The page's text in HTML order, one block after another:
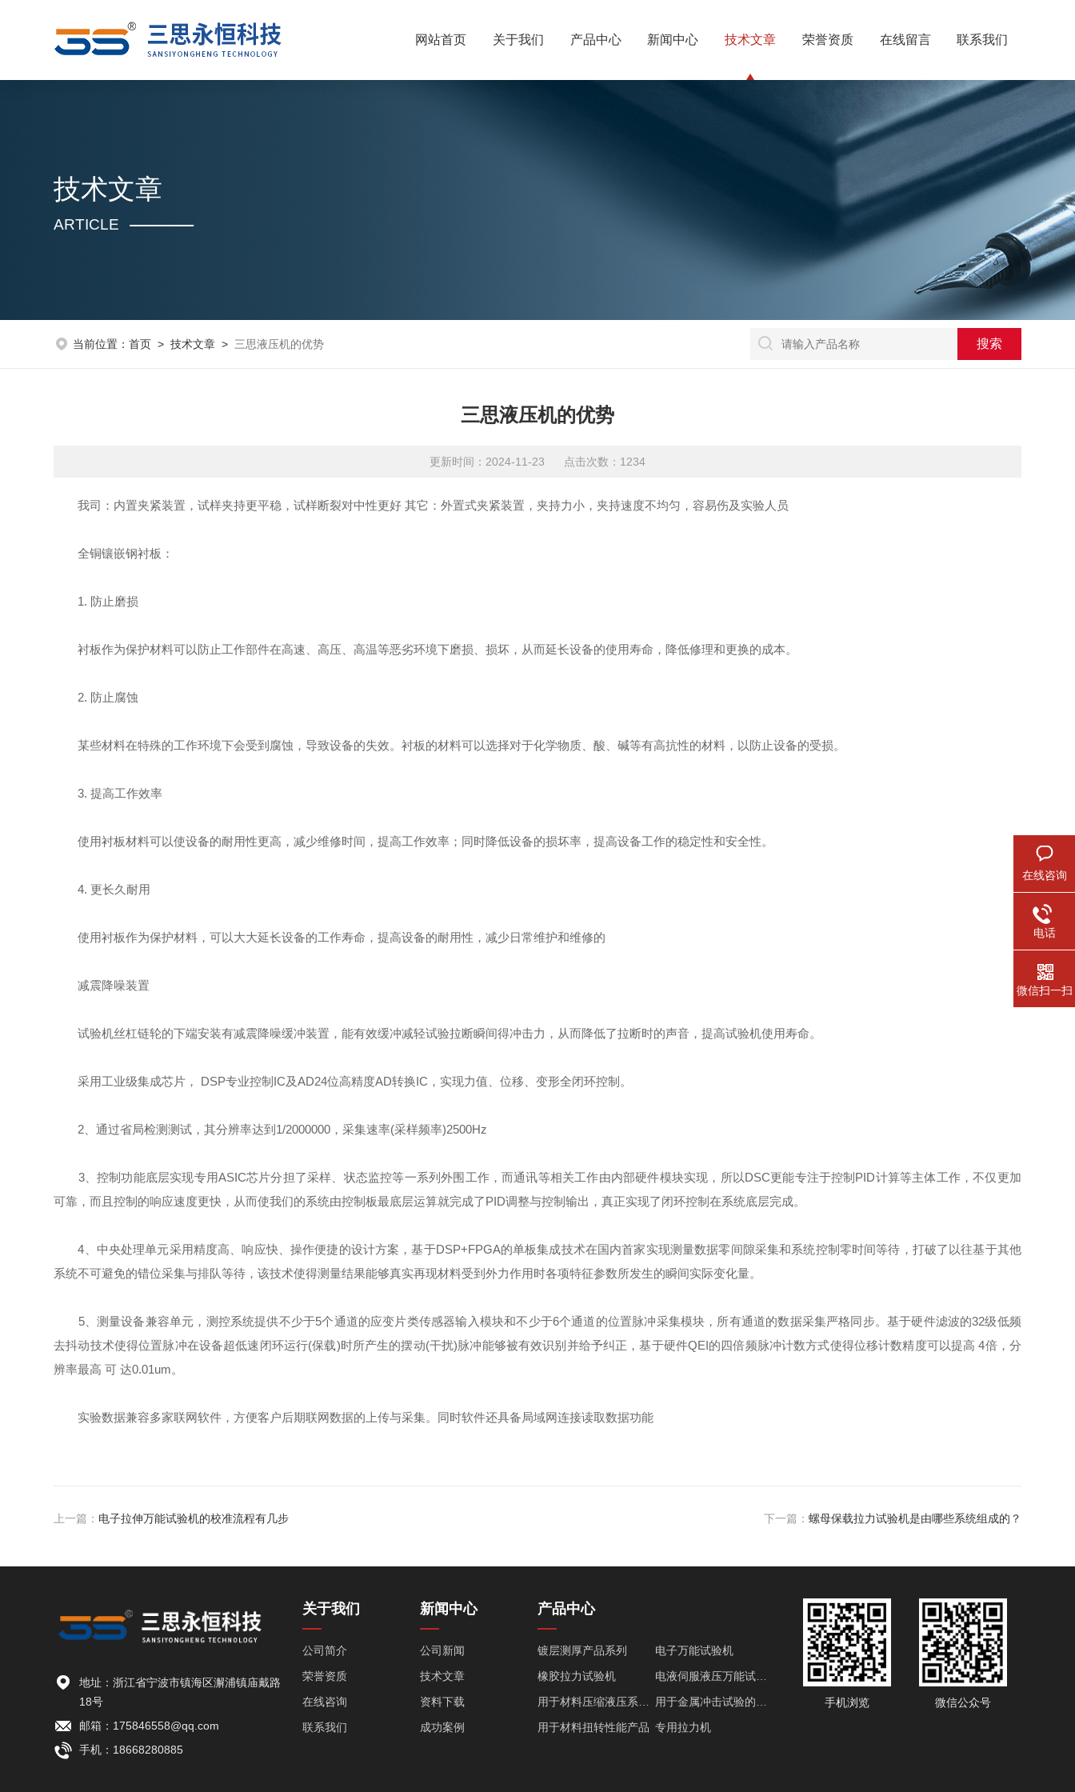
网站首页 关于我们 产品中心 新闻中心 技术文章 荣誉资质 在线留言 联系我们
技术文章
ARTICLE
当前位置：首页 >技术文章 > 三思液压机的优势
三思液压机的优势
更新时间：2024-11-23 点击次数：1234
我司：内置夹紧装置，试样夹持更平稳，试样断裂对中性更好 其它：外置式夹紧装置，夹持力小，夹持速度不均匀，容易伤及实验人员
全铜镶嵌钢衬板：
1. 防止磨损
衬板作为保护材料可以防止工作部件在高速、高压、高温等恶劣环境下磨损、损坏，从而延长设备的使用寿命，降低修理和更换的成本。
2. 防止腐蚀
某些材料在特殊的工作环境下会受到腐蚀，导致设备的失效。衬板的材料可以选择对于化学物质、酸、碱等有高抗性的材料，以防止设备的受损。
3. 提高工作效率
使用衬板材料可以使设备的耐用性更高，减少维修时间，提高工作效率；同时降低设备的损坏率，提高设备工作的稳定性和安全性。
4. 更长久耐用
使用衬板作为保护材料，可以大大延长设备的工作寿命，提高设备的耐用性，减少日常维护和维修的
减震降噪装置
试验机丝杠链轮的下端安装有减震降噪缓冲装置，能有效缓冲减轻试验拉断瞬间得冲击力，从而降低了拉断时的声音，提高试验机使用寿命。
采⽤⼯业级集成芯⽚， DSP专业控制IC及AD24位⾼精度AD转换IC，实现⼒值、位移、变形全闭环控制。
2、通过省局检测测试，其分辨率达到1/2000000，采集速率(采样频率)2500Hz
3、控制功能底层实现专用ASIC芯片分担了采样、状态监控等一系列外围工作，而通讯等相关工作由内部硬件模块实现，所以DSC更能专注于控制PID计算等主体工作，不仅更加
可靠，而且控制的响应速度更快，从而使我们的系统由控制板最底层运算就完成了PID调整与控制输出，真正实现了闭环控制在系统底层完成。
4、中央处理单元采⽤精度⾼、响应快、操作便捷的设计⽅案，基于DSP+FPGA的单板集成技术在国内⾸家实现测量数据零间隙采集和系统控制零时间等待，打破了以往基于其他
系统不可避免的错位采集与排队等待，该技术使得测量结果能够真实再现材料受到外⼒作⽤时各项特征参数所发⽣的瞬间实际变化量。
5、测量设备兼容单元，测控系统提供不少于5个通道的应变⽚类传感器输⼊模块和不少于6个通道的位置脉冲采集模块，所有通道的数据采集严格同步。基于硬件滤波的32级低频
去抖动技术使得位置脉冲在设备超低速闭环运⾏(保载)时所产⽣的摆动(⼲扰)脉冲能够被有效识别并给予纠正，基于硬件QEI的四倍频脉冲计数⽅式使得位移计数精度可以提⾼ 4倍，分
辨率最⾼ 可 达0.01um。
实验数据兼容多家联网软件，方便客户后期联网数据的上传与采集。同时软件还具备局域网连接读取数据功能
上一篇： 电子拉伸万能试验机的校准流程有几步 下一篇： 螺母保载拉力试验机是由哪些系统组成的？
地址：浙江省宁波市镇海区澥浦镇庙戴路
18号
邮箱：175846558@qq.com
手机：18668280885
关于我们
公司简介
荣誉资质
在线咨询
联系我们
新闻中心
公司新闻
技术文章
资料下载
成功案例
产品中心
镀层测厚产品系列
电子万能试验机
橡胶拉力试验机
用于材料扭转性能产品 专用拉力机
手机浏览 微信公众号
在线咨询
电话
微信扫一扫